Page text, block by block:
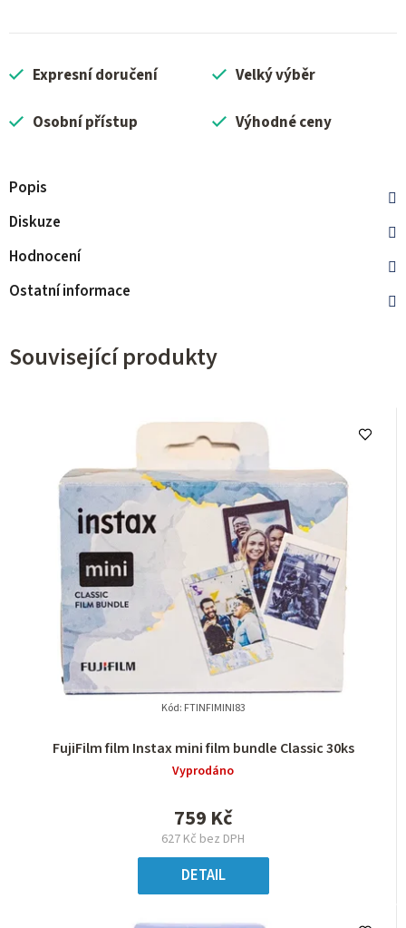
Expresní doručení Velký výběr
Osobní přístup Výhodné ceny
Popis
Diskuze
Hodnocení
Ostatní informace
Související produkty
FujiFilm film Instax mini film bundle Classic 30ks
Vyprodáno
627 Kč bez DPH
759 Kč
DETAIL
Kód: FTINFIMINI83